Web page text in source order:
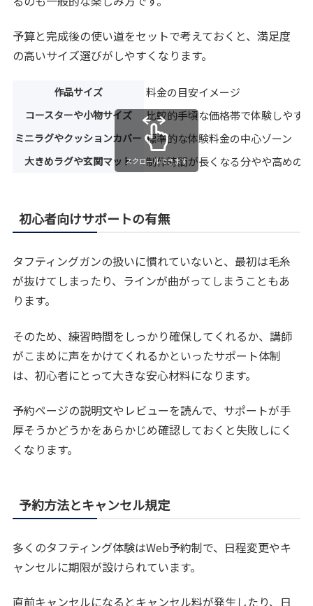
予算と完成後の使い道をセットで考えておくと、満足度
の高いサイズ選びがしやすくなります。
作品サイズ 料金の目安イメージ
コースターや小物サイズ 比較的手頃な価格帯で体験しやす
ミニラグやクッションカバー 標準的な体験料金の中心ゾーン
大きめラグや玄関マット 制作時間が長くなる分やや高めの
スクロールできます
初心者向けサポートの有無
タフティングガンの扱いに慣れていないと、最初は毛糸
が抜けてしまったり、ラインが曲がってしまうこともあ
ります。
そのため、練習時間をしっかり確保してくれるか、講師
がこまめに声をかけてくれるかといったサポート体制
は、初心者にとって大きな安心材料になります。
予約ページの説明文やレビューを読んで、サポートが手
厚そうかどうかをあらかじめ確認しておくと失敗しにく
くなります。
予約方法とキャンセル規定
多くのタフティング体験はWeb予約制で、日程変更やキ
ャンセルに期限が設けられています。
直前キャンセルになるとキャンセル料が発生したり、日